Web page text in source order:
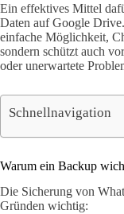
Ein effektives Mittel
Daten auf Google
einfache Möglichkeit,
sondern schützt auch
oder unerwartete
Schnellnavigation
Warum ein Backup
Die Sicherung von
Gründen wichtig: